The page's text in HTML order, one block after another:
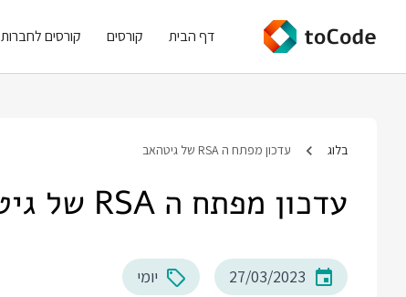
דף הבית קורסים קורסים לחברות
בלוג עדכון מפתח ה RSA של גיטהאב
עדכון מפתח ה RSA של גיטהאב
27/03/2023 יומי